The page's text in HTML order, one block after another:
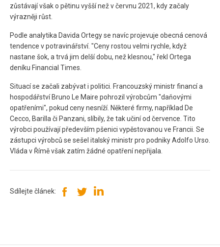
zůstávají však o pětinu vyšší než v červnu 2021, kdy začaly
výrazněji růst.
Podle analytika Davida Ortegy se navíc projevuje obecná cenová
tendence v potravinářství. "Ceny rostou velmi rychle, když
nastane šok, a trvá jim delší dobu, než klesnou," řekl Ortega
deníku Financial Times.
Situací se začali zabývat i politici. Francouzský ministr financí a
hospodářství Bruno Le Maire pohrozil výrobcům "daňovými
opatřeními", pokud ceny nesníží. Některé firmy, například De
Cecco, Barilla či Panzani, slíbily, že tak učiní od července. Tito
výrobci používají především pšenici vypěstovanou ve Francii. Se
zástupci výrobců se sešel italský ministr pro podniky Adolfo Urso.
Vláda v Římě však zatím žádné opatření nepřijala.
Sdílejte článek: